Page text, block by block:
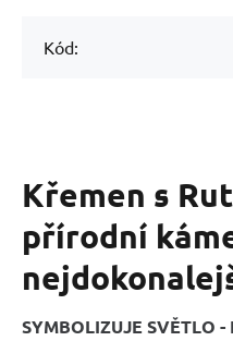
Kód:
Křemen s
přírodní
SYMBOLIZUJE SVĚTLO -